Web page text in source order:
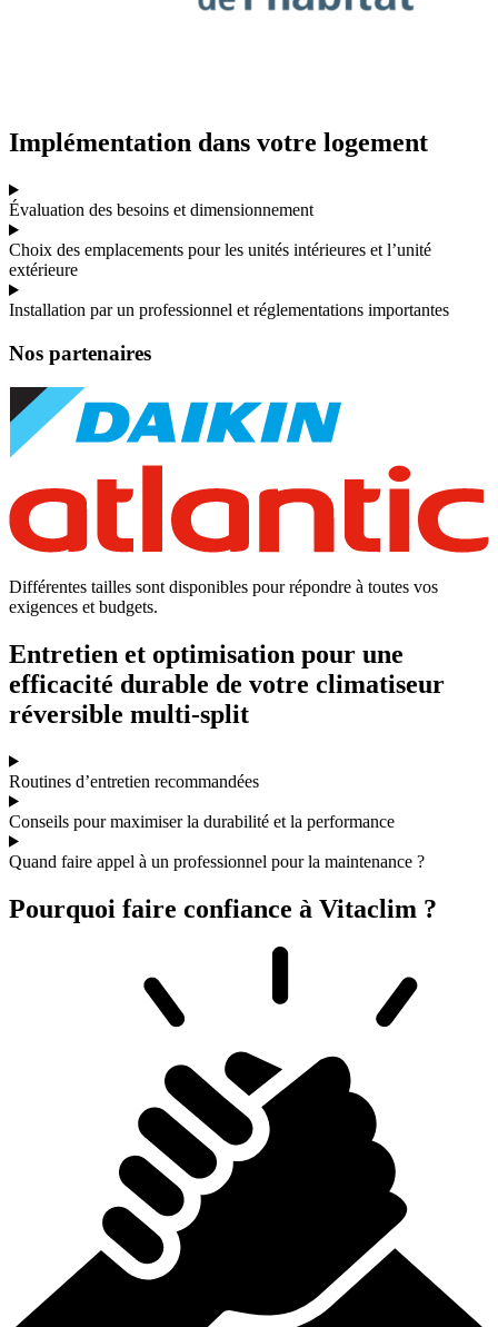
Implémentation dans votre logement
Évaluation des besoins et dimensionnement
Choix des emplacements pour les unités intérieures et l’unité
extérieure
Installation par un professionnel et réglementations importantes
Nos partenaires
Différentes tailles sont disponibles pour répondre à toutes vos
exigences et budgets.
Entretien et optimisation pour une
efficacité durable de votre climatiseur
réversible multi-split
Routines d’entretien recommandées
Conseils pour maximiser la durabilité et la performance
Quand faire appel à un professionnel pour la maintenance ?
Pourquoi faire confiance à Vitaclim ?